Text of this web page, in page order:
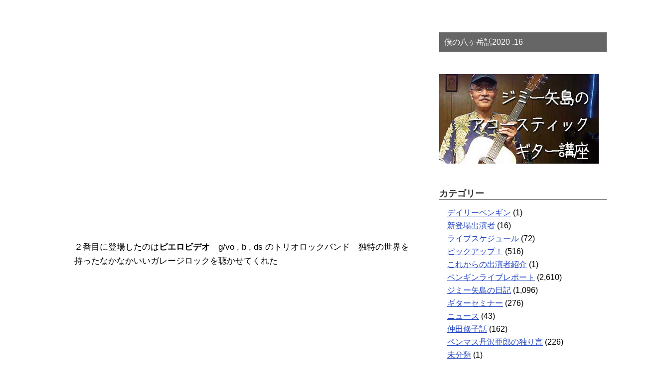
２番目に登場したのは ピエロビデオ g/vo , b , ds のトリオロックバンド 独特の世界を
持ったなかなかいいガレージロックを聴かせてくれた
僕の八ヶ岳話2020 .16
カテゴリー
デイリーペンギン (1)
新登場出演者 (16)
ライブスケジュール (72)
ピックアップ！
(516)
これからの出演者紹介 (1)
ペンギンライブレポート (2,610)
ジミー矢島の日記 (1,096)
ギターセミナー (276)
ニュース (43)
仲田修子話 (162)
ペンマス丹沢亜郎の独り言 (226)
未分類 (1)